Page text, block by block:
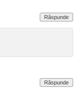
Răspunde
Răspunde